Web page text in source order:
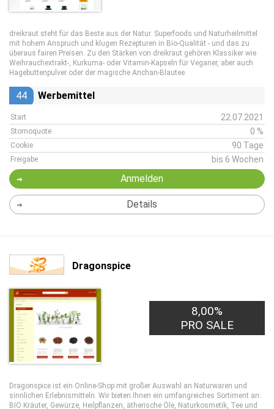
dreikraut steht für das Beste aus der Natur. Superfoods und Naturheilmittel
mit hohem Anspruch und klugen Rezepturen in Bio-Qualität - und das zu
überaus fairen Preisen. Zu den Stärken von dreikraut gehören Klassiker wie
Weihrauchextrakt-, Kurkuma- oder Vitamin-Kapseln für Veganer, aber auch
Hagebuttenpulver oder der magische Anchan-Blautee.
44 Werbemittel
Start 22.07.2021
Stornoquote 0 %
Cookie 90 Tage
Freigabe bis 6 Wochen
Anmelden
Details
Dragonspice
8,00%
PRO SALE
Dragonspice ist ein Online-Shop mit großer Auswahl an Naturwaren und
sinnlichen Erlebnismitteln. Wir bieten Ihnen ein umfangreiches Sortiment an:
BIO Kräuter, Gewürze, Heilpflanzen, ätherische Öle, Naturkosmetik, Tee und